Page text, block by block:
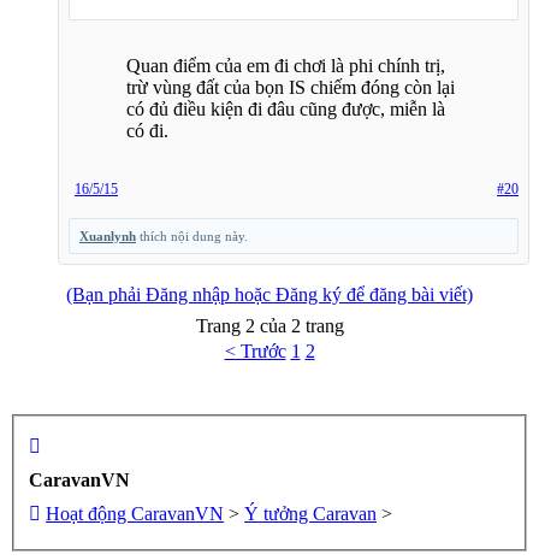
Quan điểm của em đi chơi là phi chính trị,
trừ vùng đất của bọn IS chiếm đóng còn lại
có đủ điều kiện đi đâu cũng được, miễn là
có đi.
#20
16/5/15
Xuanlynh thích nội dung này.
(Bạn phải Đăng nhập hoặc Đăng ký để đăng bài viết)
Trang 2 của 2 trang
< Trước 1 2
CaravanVN
Hoạt động CaravanVN > Ý tưởng Caravan >